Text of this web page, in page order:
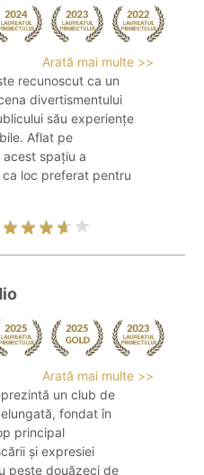
Arată mai multe >>
recunoscut ca un
divertismentului
său experiențe
Aflat pe
acest spațiu a
loc preferat pentru
Arată mai multe >>
un club de
fondat în
principal
și expresiei
peste douăzeci de